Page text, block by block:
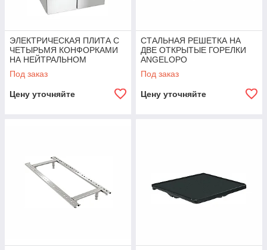
ЭЛЕКТРИЧЕСКАЯ ПЛИТА С
ЧЕТЫРЬМЯ КОНФОРКАМИ
НА НЕЙТРАЛЬНОМ
ЭЛЕМЕНТЕ ANGELOPO
Под заказ
Цену уточняйте
СТАЛЬНАЯ РЕШЕТКА НА
ДВЕ ОТКРЫТЫЕ ГОРЕЛКИ
ANGELOPO
Под заказ
Цену уточняйте